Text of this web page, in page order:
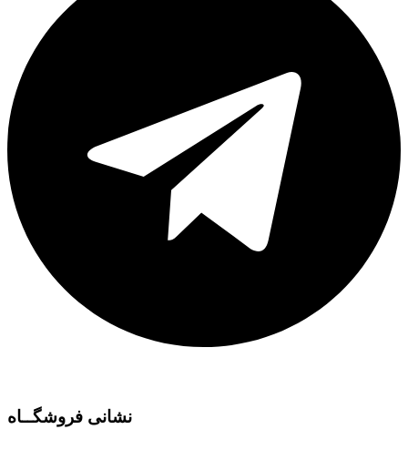
نشانی فروشگــاه